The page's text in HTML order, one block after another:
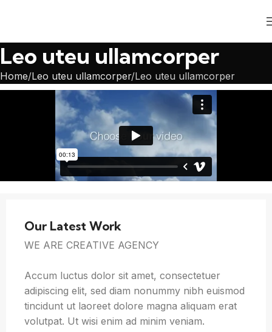
Leo uteu ullamcorper
Home Leo uteu ullamcorper Leo uteu ullamcorper
Our Latest Work
WE ARE CREATIVE AGENCY
Accum luctus dolor sit amet, consectetuer
adipiscing elit, sed diam nonummy nibh euismod
tincidunt ut laoreet dolore magna aliquam erat
volutpat. Ut wisi enim ad minim veniam.